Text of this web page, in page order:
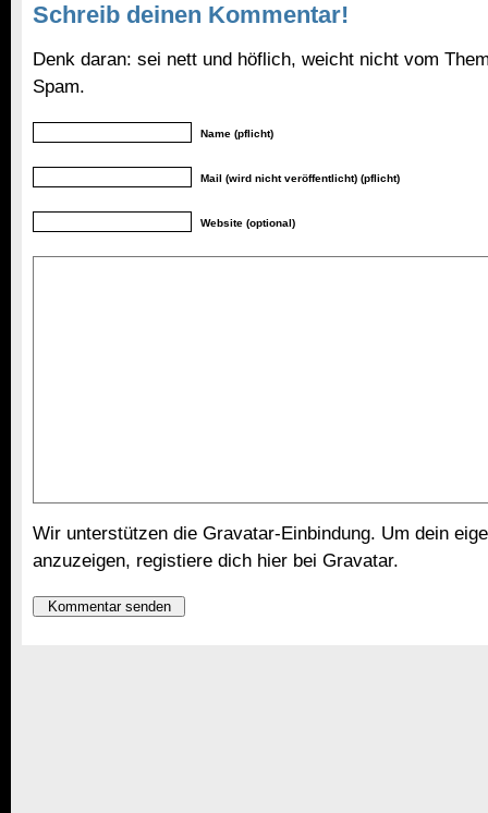
Schreib deinen Kommentar!
Denk daran: sei nett und höflich, weicht nicht vom
Spam.
Name (pflicht)
Mail (wird nicht veröffentlicht) (pflicht)
Website (optional)
Wir unterstützen die Gravatar-Einbindung. Um dein
anzuzeigen, registiere dich hier bei Gravatar.